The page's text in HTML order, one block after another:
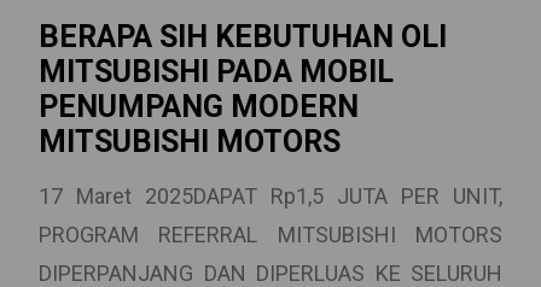
BERAPA SIH KEBUTUHAN OLI
MITSUBISHI PADA MOBIL
PENUMPANG MODERN
MITSUBISHI MOTORS
17 Maret 2025DAPAT Rp1,5 JUTA PER UNIT,
PROGRAM REFERRAL MITSUBISHI MOTORS
DIPERPANJANG DAN DIPERLUAS KE SELURUH